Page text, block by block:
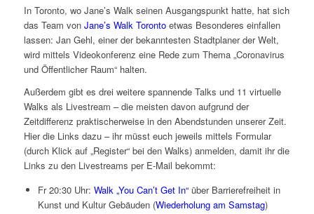
In Toronto, wo Jane’s Walk seinen Ausgangspunkt hatte, hat sich
das Team von Jane’s Walk Torontoetwas Besonderes einfallen
lassen: Jan Gehl, einer der bekanntesten Stadtplaner der Welt,
wird mittels Videokonferenz eine Rede zum Thema „Coronavirus
und Öffentlicher Raum“ halten.
Außerdem gibt es drei weitere spannende Talks und 11 virtuelle
Walks als Livestream – die meisten davon aufgrund der
Zeitdifferenz praktischerweise in den Abendstunden unserer Zeit.
Hier die Links dazu – ihr müsst euch jeweils mittels Formular
(durch Klick auf „Register“ bei den Walks) anmelden, damit ihr die
Links zu den Livestreams per E-Mail bekommt:
Fr 20:30 Uhr: Walk „You Can’t Get In“über Barrierefreiheit in
Kunst und Kultur Gebäuden (Wiederholung am Samstag)